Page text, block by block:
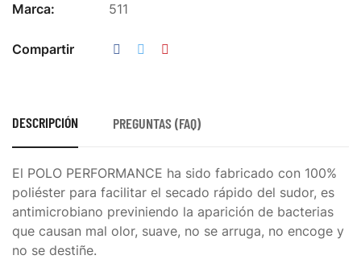
Marca: 511
Compartir
DESCRIPCIÓN PREGUNTAS (FAQ)
El POLO PERFORMANCE ha sido fabricado con 100%
poliéster para facilitar el secado rápido del sudor, es
antimicrobiano previniendo la aparición de bacterias
que causan mal olor, suave, no se arruga, no encoge y
no se destiñe.